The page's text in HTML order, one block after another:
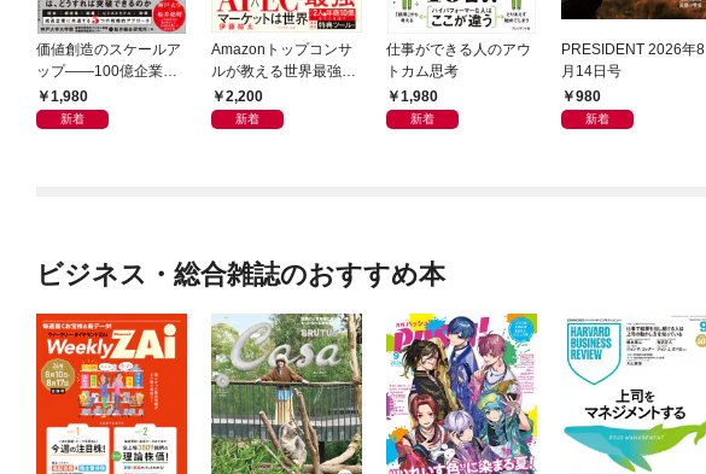
価値創造のスケールア
ップ――100億企業へ
の変革シナリオ
1,980
新着
Amazonトップコンサ
ルが教える世界最強の
EC戦略
2,200
新着
仕事ができる人のアウ
トカム思考
1,980
新着
PRESIDENT 2026年8
月14日号
980
新着
ビジネス・総合雑誌のおすすめ本